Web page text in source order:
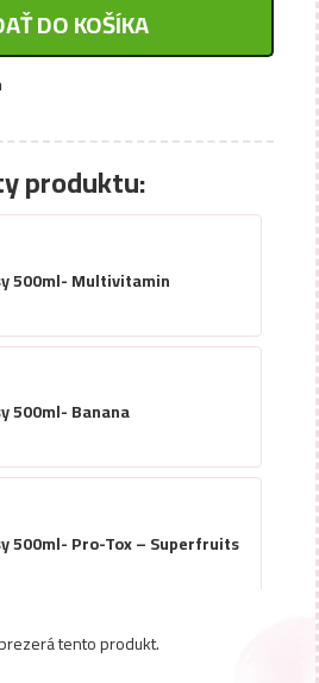
DO KOŠÍKA
produktu:
500ml- Multivitamin
500ml- Banana
500ml- Pro-Tox – Superfruits
tento produkt.